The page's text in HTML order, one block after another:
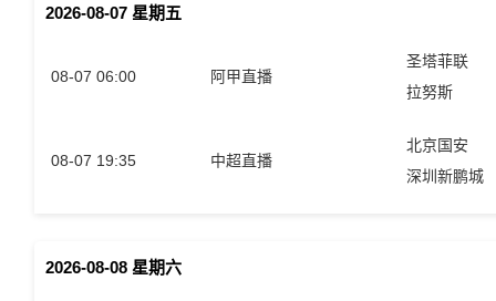
2026-08-07 星期五
08-07 06:00 阿甲直播
圣塔菲联
拉努斯
08-07 19:35 中超直播
北京国安
深圳新鹏城
2026-08-08 星期六